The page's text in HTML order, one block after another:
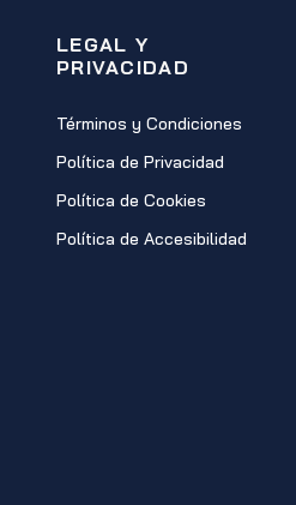
LEGAL Y
PRIVACIDAD
Términos y Condiciones
Política de Privacidad
Política de Cookies
Política de Accesibilidad